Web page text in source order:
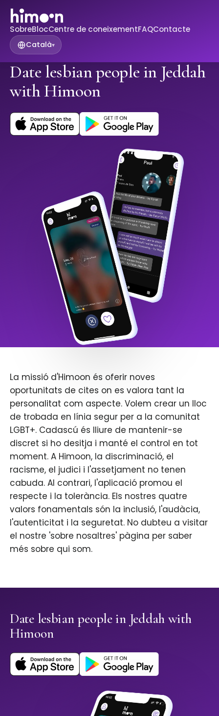
SobreBlocCentre de coneixementFAQContacte
Català▾
Date lesbian people in Jeddah
with Himoon
La missió d'Himoon és oferir noves
oportunitats de cites on es valora tant la
personalitat com aspecte. Volem crear un lloc
de trobada en línia segur per a la comunitat
LGBT+. Cadascú és lliure de mantenir-se
discret si ho desitja i manté el control en tot
moment. A Himoon, la discriminació, el
racisme, el judici i l'assetjament no tenen
cabuda. Al contrari, l'aplicació promou el
respecte i la tolerància. Els nostres quatre
valors fonamentals són la inclusió, l'audàcia,
l'autenticitat i la seguretat. No dubteu a visitar
el nostre 'sobre nosaltres' pàgina per saber
més sobre qui som.
Date lesbian people in Jeddah with
Himoon